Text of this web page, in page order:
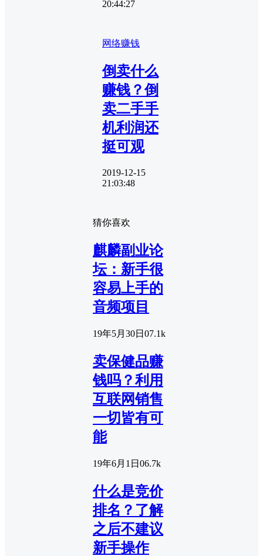
20:44:27
网络赚钱
倒卖什么
赚钱？倒
卖二手手
机利润还
挺可观
2019-12-15
21:03:48
猜你喜欢
麒麟副业论
坛：新手很
容易上手的
音频项目
19年5月30日 07.1k
卖保健品赚
钱吗？利用
互联网销售
一切皆有可
能
19年6月1日 06.7k
什么是竞价
排名？了解
之后不建议
新手操作